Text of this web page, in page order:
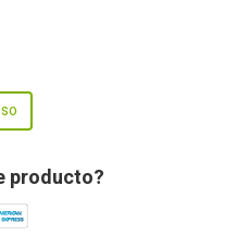
producto?